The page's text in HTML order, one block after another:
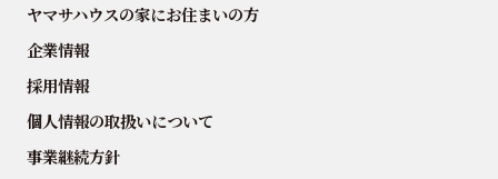
ヤマサハウスの家にお住まいの方
企業情報
採用情報
個人情報の取扱いについて
事業継続方針